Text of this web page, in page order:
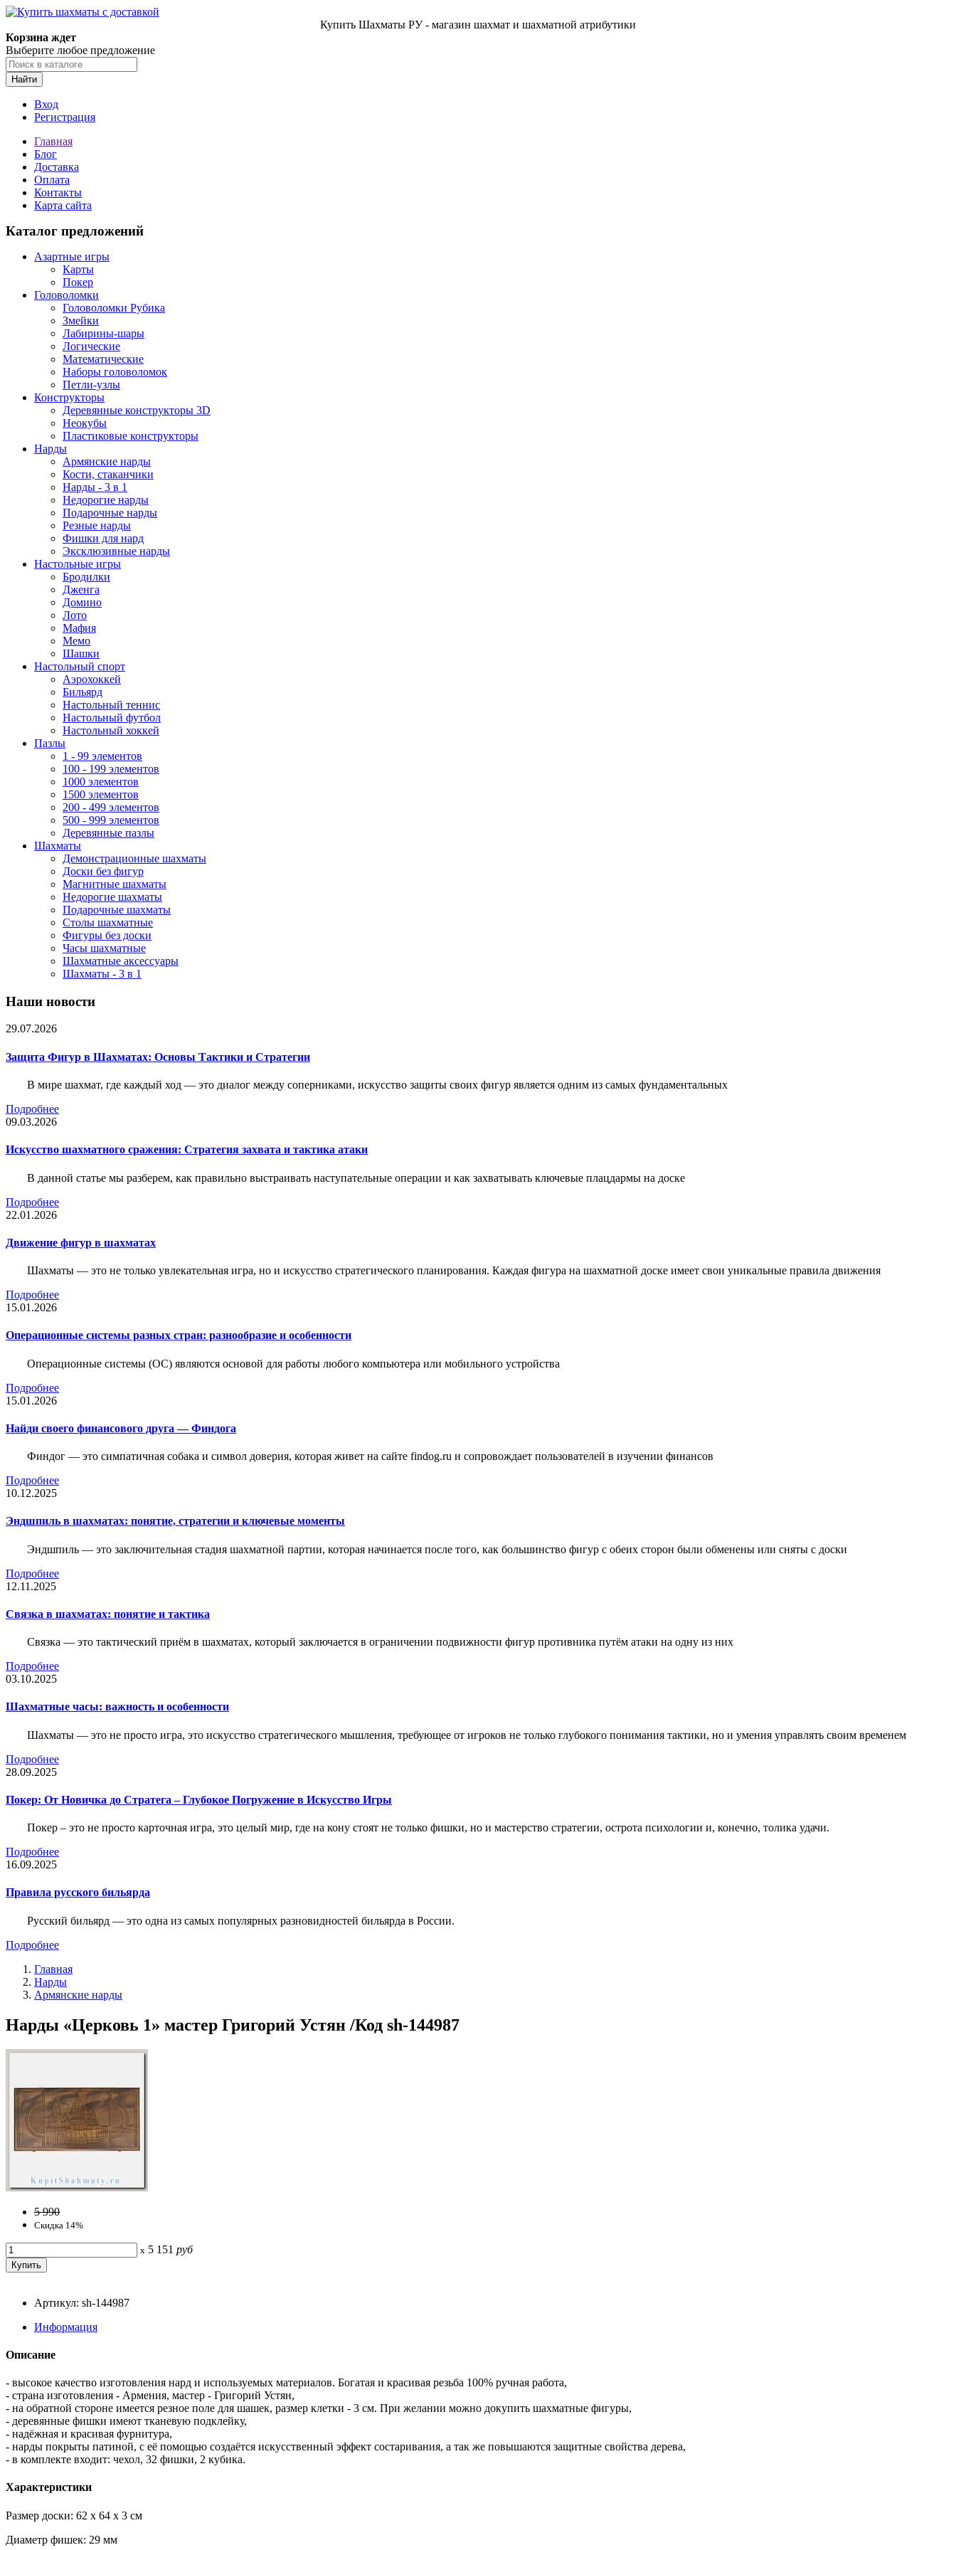
Купить Шахматы РУ - магазин шахмат и шахматной атрибутики
Корзина ждет
Выберите любое предложение
Найти
Вход
Регистрация
Главная
Блог
Доставка
Оплата
Контакты
Карта сайта
Каталог предложений
Азартные игры
Карты
Покер
Головоломки
Головоломки Рубика
Змейки
Лабирины-шары
Логические
Математические
Наборы головоломок
Петли-узлы
Конструкторы
Деревянные конструкторы 3D
Неокубы
Пластиковые конструкторы
Нарды
Армянские нарды
Кости, стаканчики
Нарды - 3 в 1
Недорогие нарды
Подарочные нарды
Резные нарды
Фишки для нард
Эксклюзивные нарды
Настольные игры
Бродилки
Дженга
Домино
Лото
Мафия
Мемо
Шашки
Настольный спорт
Аэрохоккей
Бильярд
Настольный теннис
Настольный футбол
Настольный хоккей
Пазлы
1 - 99 элементов
100 - 199 элементов
1000 элементов
1500 элементов
200 - 499 элементов
500 - 999 элементов
Деревянные пазлы
Шахматы
Демонстрационные шахматы
Доски без фигур
Магнитные шахматы
Недорогие шахматы
Подарочные шахматы
Столы шахматные
Фигуры без доски
Часы шахматные
Шахматные аксессуары
Шахматы - 3 в 1
Наши новости
29.07.2026
Защита Фигур в Шахматах: Основы Тактики и Стратегии
В мире шахмат, где каждый ход — это диалог между соперниками, искусство защиты своих фигур является одним из самых фундаментальных
Подробнее
09.03.2026
Искусство шахматного сражения: Стратегия захвата и тактика атаки
В данной статье мы разберем, как правильно выстраивать наступательные операции и как захватывать ключевые плацдармы на доске
Подробнее
22.01.2026
Движение фигур в шахматах
Шахматы — это не только увлекательная игра, но и искусство стратегического планирования. Каждая фигура на шахматной доске имеет свои уникальные правила движения
Подробнее
15.01.2026
Операционные системы разных стран: разнообразие и особенности
Операционные системы (ОС) являются основой для работы любого компьютера или мобильного устройства
Подробнее
15.01.2026
Найди своего финансового друга — Финдога
Финдог — это симпатичная собака и символ доверия, которая живет на сайте findog.ru и сопровождает пользователей в изучении финансов
Подробнее
10.12.2025
Эндшпиль в шахматах: понятие, стратегии и ключевые моменты
Эндшпиль — это заключительная стадия шахматной партии, которая начинается после того, как большинство фигур с обеих сторон были обменены или сняты с доски
Подробнее
12.11.2025
Связка в шахматах: понятие и тактика
Связка — это тактический приём в шахматах, который заключается в ограничении подвижности фигур противника путём атаки на одну из них
Подробнее
03.10.2025
Шахматные часы: важность и особенности
Шахматы — это не просто игра, это искусство стратегического мышления, требующее от игроков не только глубокого понимания тактики, но и умения управлять своим временем
Подробнее
28.09.2025
Покер: От Новичка до Стратега – Глубокое Погружение в Искусство Игры
Покер – это не просто карточная игра, это целый мир, где на кону стоят не только фишки, но и мастерство стратегии, острота психологии и, конечно, толика удачи.
Подробнее
16.09.2025
Правила русского бильярда
Русский бильярд — это одна из самых популярных разновидностей бильярда в России.
Подробнее
Главная
Нарды
Армянские нарды
Нарды «Церковь 1» мастер Григорий Устян /Код sh-144987
5 990
Скидка 14%
x 5 151 руб
Артикул: sh-144987
Информация
Описание
- высокое качество изготовления нард и используемых материалов. Богатая и красивая резьба 100% ручная работа,
- страна изготовления - Армения, мастер - Григорий Устян,
- на обратной стороне имеется резное поле для шашек, размер клетки - 3 см. При желании можно докупить шахматные фигуры,
- деревянные фишки имеют тканевую подклейку,
- надёжная и красивая фурнитура,
- нарды покрыты патиной, с её помощью создаётся искусственный эффект состаривания, а так же повышаются защитные свойства дерева,
- в комплекте входит: чехол, 32 фишки, 2 кубика.
Характеристики
Размер доски: 62 x 64 x 3 см
Диаметр фишек: 29 мм